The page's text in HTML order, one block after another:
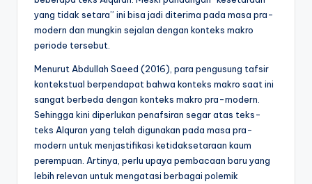
yang tidak setara” ini bisa jadi diterima pada masa pra-
modern dan mungkin sejalan dengan konteks makro
periode tersebut.
Menurut Abdullah Saeed (2016), para pengusung tafsir
kontekstual berpendapat bahwa konteks makro saat ini
sangat berbeda dengan konteks makro pra-modern.
Sehingga kini diperlukan penafsiran segar atas teks-
teks Alquran yang telah digunakan pada masa pra-
modern untuk menjastifikasi ketidaksetaraan kaum
perempuan. Artinya, perlu upaya pembacaan baru yang
lebih relevan untuk mengatasi berbagai polemik